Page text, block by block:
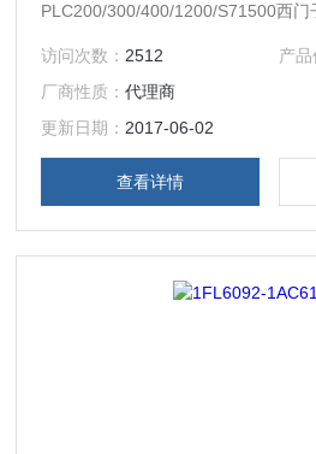
PLC200/300/400/1200/S71500西门
及备件。西门子触摸屏，西门子软启
西门子数控伺服，西门子传动，西门
模块，在本公司购买的产品，保证*
一年内产品非人为损坏，可免费维修
访问次数： 2512 产品
厂商性质：代理商
更新日期： 2017-06-02
查看详情